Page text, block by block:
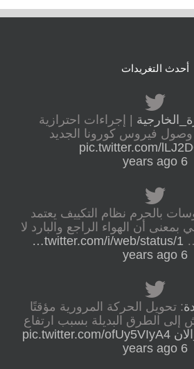
أحدث التغريدات
| إجراءات احترازية
وصول فيروس كورونا الجديد
pic.twitter.com/
6 years ago
بالحرم نظام التكييف يعتمد
نقي بمعنى أن الهواء الراجع والبارد لا
twitter.com/i/web/status/1…
6 years ago
: تحويل الحركة المرورية مؤقتًا
الطرق البديلة بسبب ارتفاع
pic.twitter.com/ofUy5VIyA4
6 years ago